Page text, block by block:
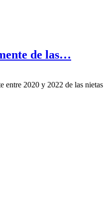
de las…
2020 y 2022 de las